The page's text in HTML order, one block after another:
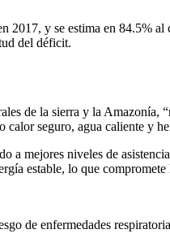
y se estima en 84.5% al
del déficit.
de la sierra y la Amazonía,
seguro, agua caliente y
a mejores niveles de
estable, lo que
de enfermedades